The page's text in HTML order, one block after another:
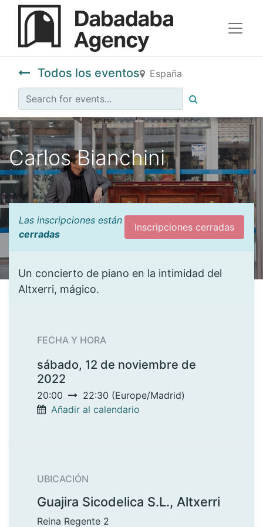
Todos los eventos España
Carlos Bianchini
Las inscripciones están
cerradas
Inscripciones cerradas
Un concierto de piano en la intimidad del
Altxerri, mágico.
FECHA Y HORA
sábado, 12 de noviembre de
2022
20:00 22:30 (Europe/Madrid)
Añadir al calendario
UBICACIÓN
Guajira Sicodelica S.L., Altxerri
Reina Regente 2